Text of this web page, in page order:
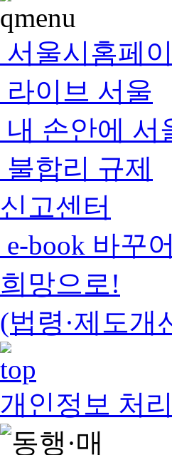
서울시홈페
라이브 서울
내 손안에 서
불합리 규제
신고센터
e-book 바꾸
희망으로!
(법령·제도개
개인정보 처